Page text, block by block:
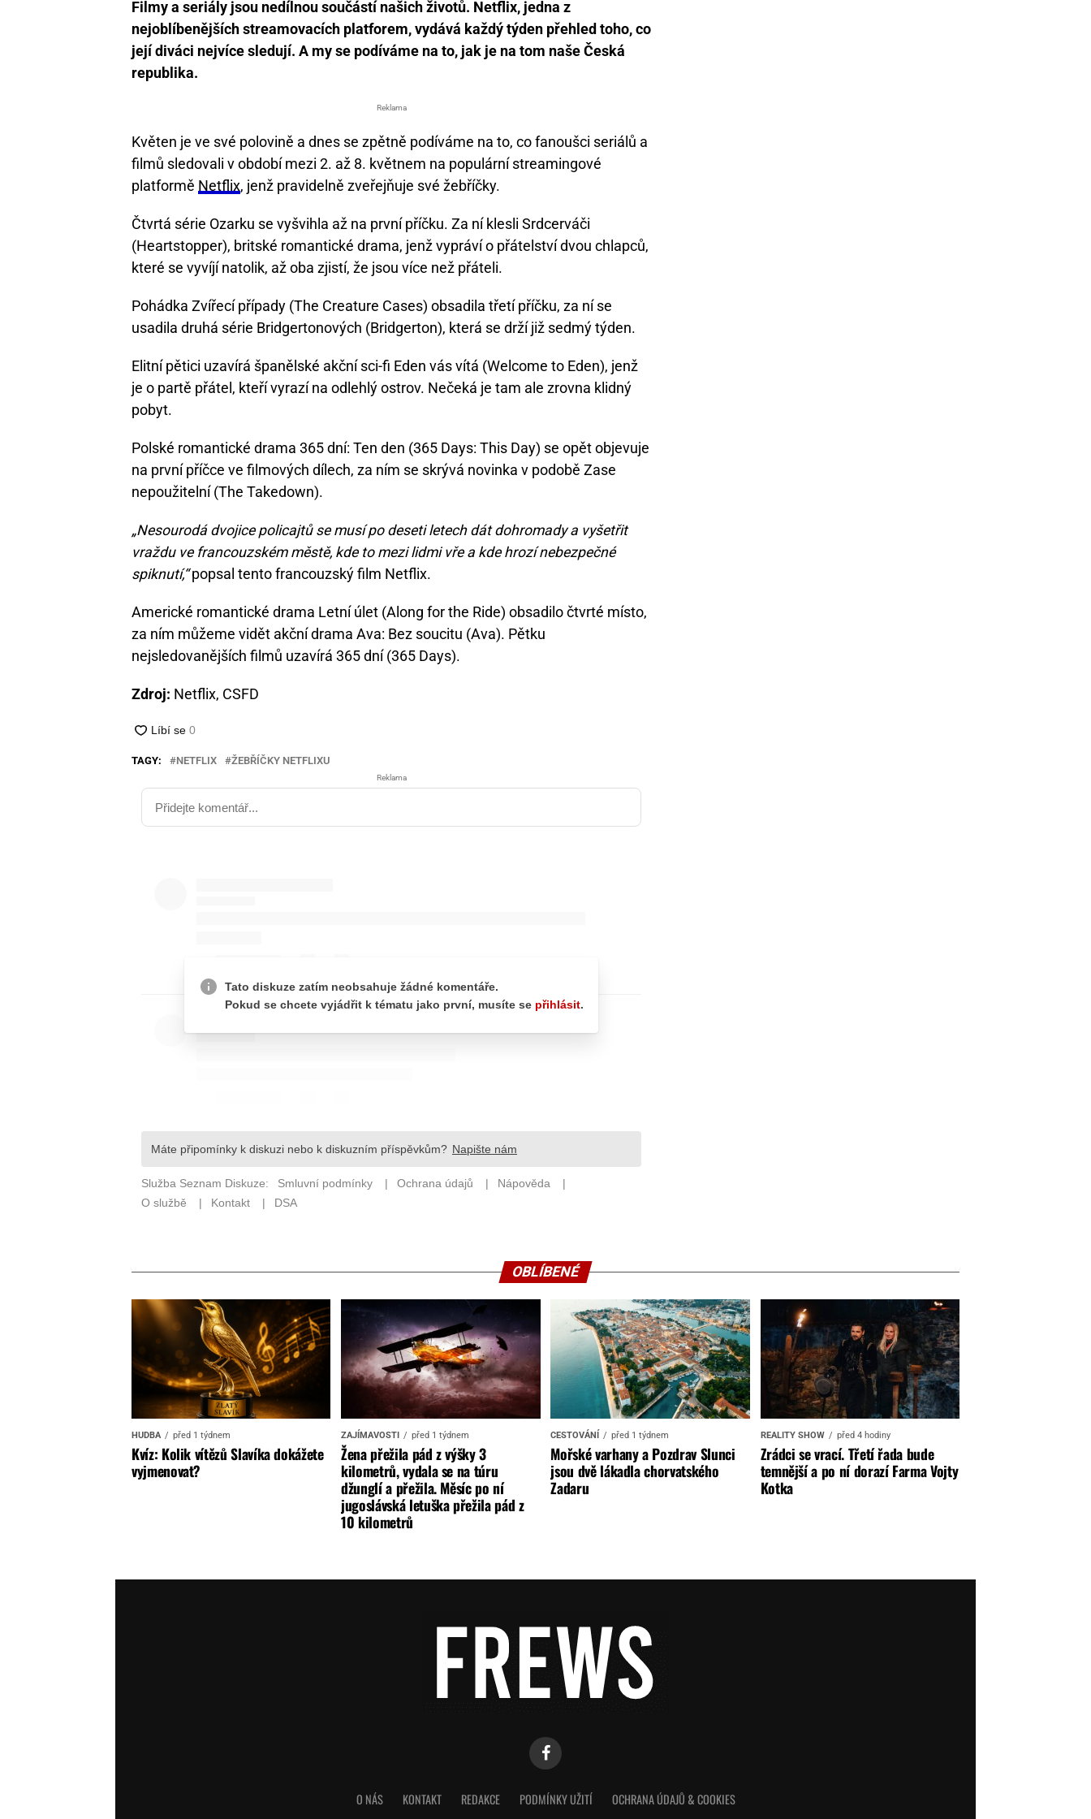
Filmy a seriály jsou nedílnou součástí našich životů. Netflix, jedna z
nejoblíbenějších streamovacích platforem, vydává každý týden přehled toho, co
její diváci nejvíce sledují. A my se podíváme na to, jak je na tom naše Česká
republika.
Reklama
Květen je ve své polovině a dnes se zpětně podíváme na to, co fanoušci seriálů a
filmů sledovali v období mezi 2. až 8. květnem na populární streamingové
platformě Netflix, jenž pravidelně zveřejňuje své žebříčky.
Čtvrtá série Ozarku se vyšvihla až na první příčku. Za ní klesli Srdcerváči
(Heartstopper), britské romantické drama, jenž vypráví o přátelství dvou chlapců,
které se vyvíjí natolik, až oba zjistí, že jsou více než přáteli.
Pohádka Zvířecí případy (The Creature Cases) obsadila třetí příčku, za ní se
usadila druhá série Bridgertonových (Bridgerton), která se drží již sedmý týden.
Elitní pětici uzavírá španělské akční sci-fi Eden vás vítá (Welcome to Eden), jenž
je o partě přátel, kteří vyrazí na odlehlý ostrov. Nečeká je tam ale zrovna klidný
pobyt.
Polské romantické drama 365 dní: Ten den (365 Days: This Day) se opět objevuje
na první příčce ve filmových dílech, za ním se skrývá novinka v podobě Zase
nepoužitelní (The Takedown).
„Nesourodá dvojice policajtů se musí po deseti letech dát dohromady a vyšetřit
vraždu ve francouzském městě, kde to mezi lidmi vře a kde hrozí nebezpečné
spiknutí,“popsal tento francouzský film Netflix.
Americké romantické drama Letní úlet (Along for the Ride) obsadilo čtvrté místo,
za ním můžeme vidět akční drama Ava: Bez soucitu (Ava). Pětku
nejsledovanějších filmů uzavírá 365 dní (365 Days).
Zdroj: Netflix, CSFD
TAGY: NETFLIX ŽEBŘÍČKY NETFLIXU
Reklama
OBLÍBENÉ
HUDBA před 1 týdnem
Kvíz: Kolik vítězů Slavíka dokážete
vyjmenovat?
ZAJÍMAVOSTI před 1 týdnem
Žena přežila pád z výšky 3
kilometrů, vydala se na túru
džunglí a přežila. Měsíc po ní
jugoslávská letuška přežila pád z
10 kilometrů
CESTOVÁNÍ před 1 týdnem
Mořské varhany a Pozdrav Slunci
jsou dvě lákadla chorvatského
Zadaru
REALITY SHOW před 4 hodiny
Zrádci se vrací. Třetí řada bude
temnější a po ní dorazí Farma Vojty
Kotka
O NÁS KONTAKT REDAKCE PODMÍNKY UŽITÍ OCHRANA ÚDAJŮ & COOKIES